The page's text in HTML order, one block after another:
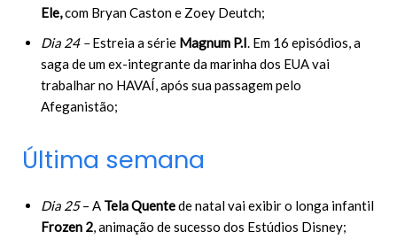
Ele,com Bryan Caston e Zoey Deutch;
Dia 24 –Estreia a série Magnum P.I. Em 16 episódios, a
saga de um ex-integrante da marinha dos EUA vai
trabalhar no HAVAÍ, após sua passagem pelo
Afeganistão;
Última semana
Dia 25– A Tela Quentede natal vai exibir o longa infantil
Frozen 2, animação de sucesso dos Estúdios Disney;